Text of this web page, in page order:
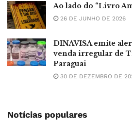
Ao lado do “Livro
26 DE JUNHO DE 2026
DINAVISA emite
venda irregular de
Paraguai
30 DE DEZEMBRO DE
Notícias populares